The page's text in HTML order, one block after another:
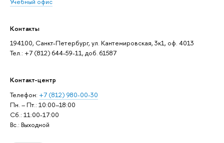
Контакты
194100, Санкт-Петербург, ул. Кантемировская, 3к1, оф. 4013
Тел.: +7 (812) 644-59-11, доб. 61587
Контакт-центр
Телефон: +7 (812) 980-00-30
Пн. – Пт.: 10:00–18:00
Сб.: 11:00-17:00
Вс.: Выходной